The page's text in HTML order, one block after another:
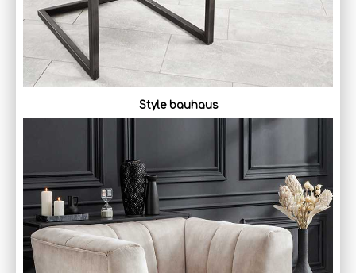
Style bauhaus